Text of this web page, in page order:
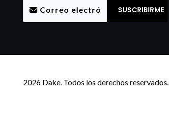
2026 Dake. Todos los derechos reservados.